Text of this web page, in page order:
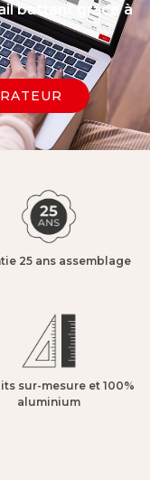
battant grâce à
25 ans assemblage​
sur-mesure et 100%
aluminium​